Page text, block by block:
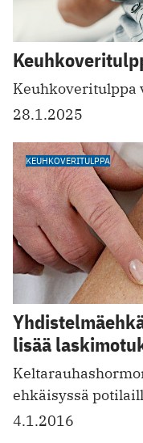
Keuhkoveritulppa
28.1.2025
KEUHKOVERITULPPA
lisää
ehkäisyssä
4.1.2016